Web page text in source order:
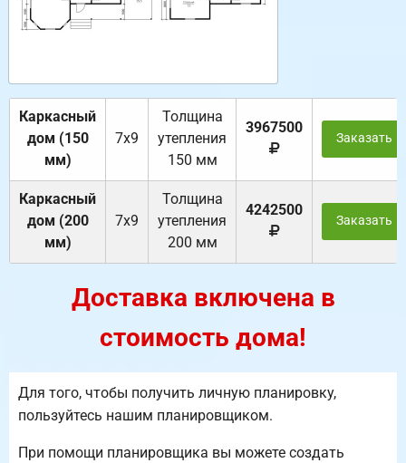
Каркасный
дом (150
мм)
7х9
Толщина
утепления
150 мм
3967500
Заказать
Каркасный
дом (200
мм)
7х9
Толщина
утепления
200 мм
4242500
Заказать
Доставка включена в
стоимость дома!
Для того, чтобы получить личную планировку,
пользуйтесь нашим планировщиком.
При помощи планировщика вы можете создать